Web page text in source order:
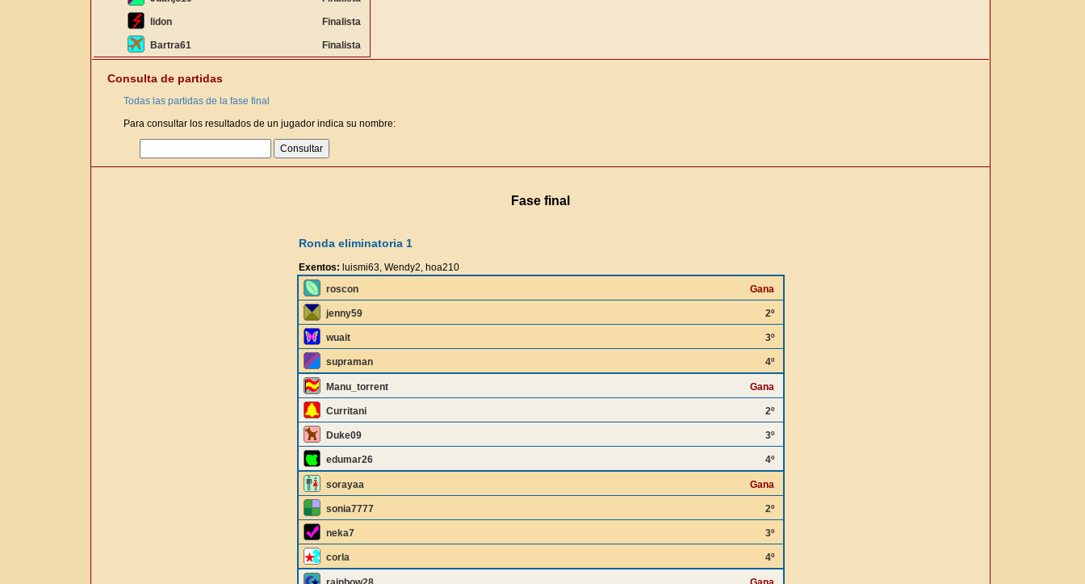
lidon Finalista
Bartra61 Finalista
Consulta de partidas
Todas las partidas de la fase final
Para consultar los resultados de un jugador indica su nombre:
Fase final
Ronda eliminatoria 1
Exentos: luismi63, Wendy2, hoa210
roscon
Gana
jenny59 2º
wuait 3º
supraman 4º
Manu_torrent Gana
Curritani 2º
Duke09 3º
edumar26 4º
sorayaa Gana
sonia7777 2º
neka7 3º
corla 4º